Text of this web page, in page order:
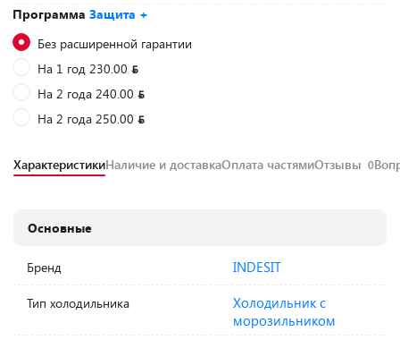
Программа Защита +
Без расширенной гарантии
На 1 год 230.00
На 2 года 240.00
На 2 года 250.00
ХарактеристикиНаличие и доставкаОплата частямиОтзывы 0
Основные
Бренд INDESIT
Тип холодильника
Холодильник с
морозильником